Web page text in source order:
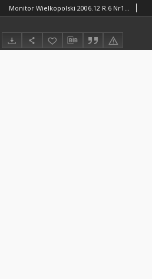
Monitor Wielkopolski 2006.12 R.6 Nr12(67)